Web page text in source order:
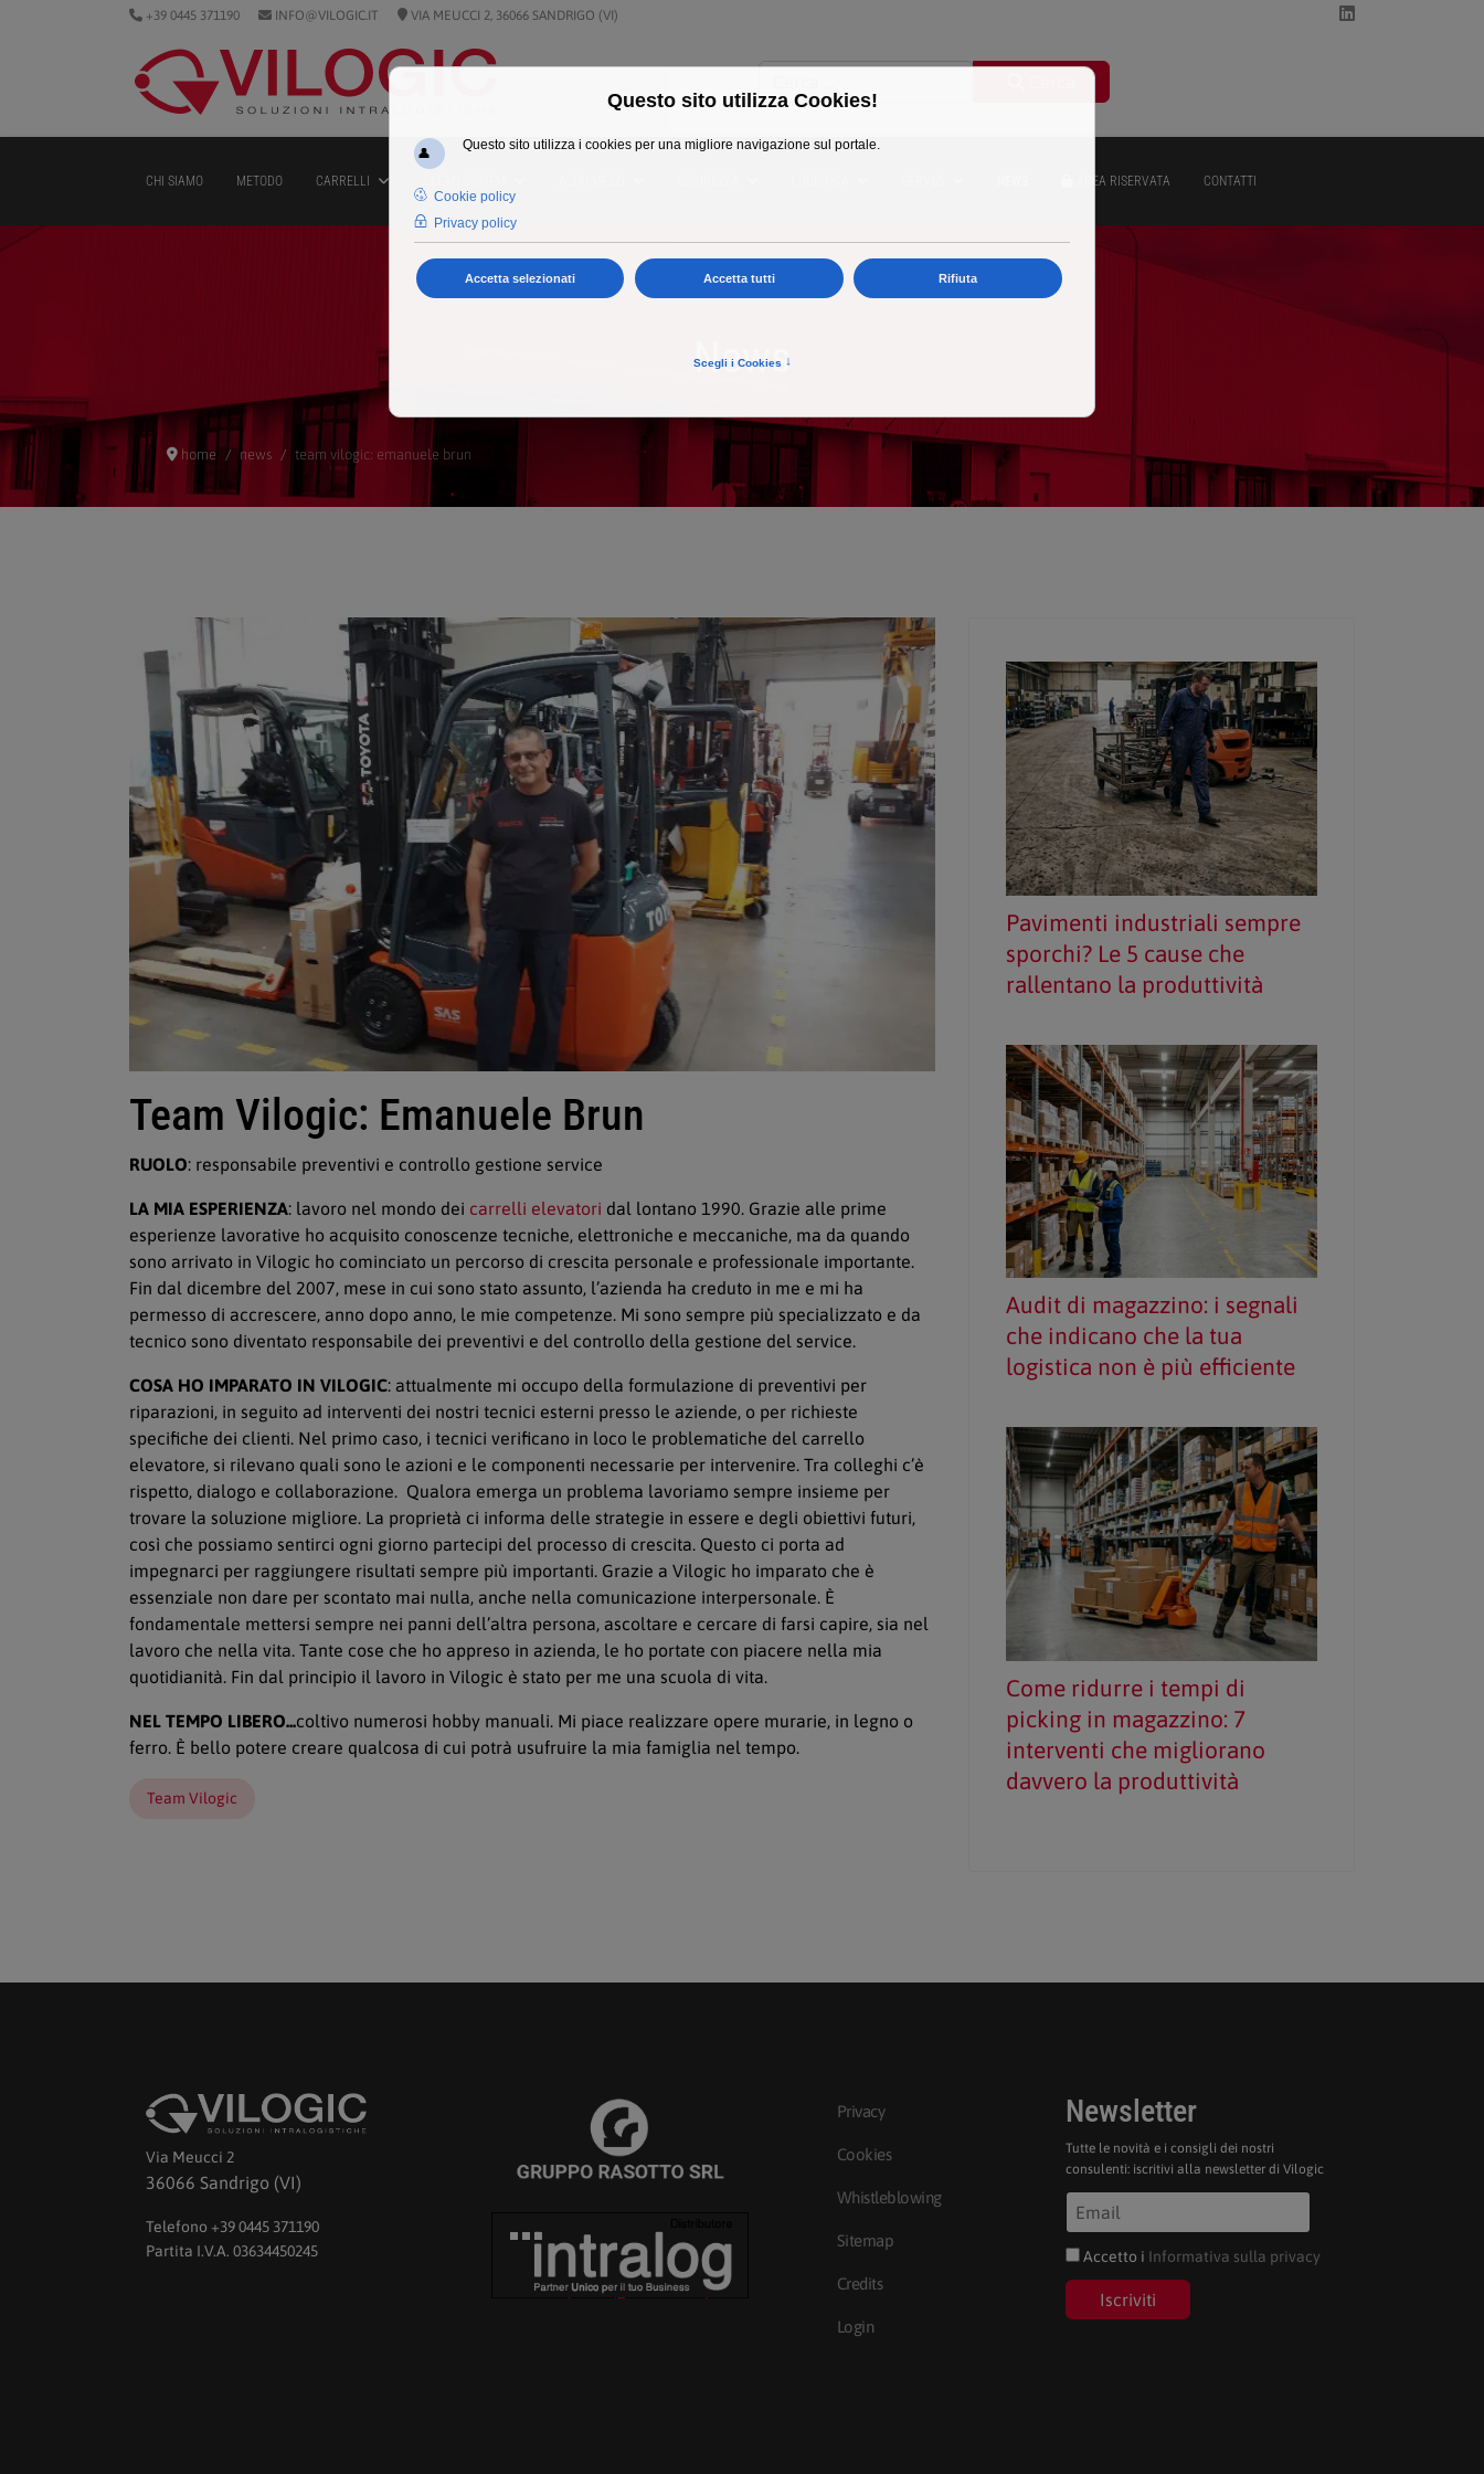
+39 0445 371190 INFO@VILOGIC.IT VIA MEUCCI 2, 36066 SANDRIGO (VI)
Cerca
CHI SIAMO METODO CARRELLI AREA RISERVATA CONTATTI
News
home news team vilogic: emanuele brun
Team Vilogic: Emanuele Brun
RUOLO: responsabile preventivi e controllo gestione service
LA MIA ESPERIENZA: lavoro nel mondo dei carrelli elevatori dal lontano 1990. Grazie alle prime
esperienze lavorative ho acquisito conoscenze tecniche, elettroniche e meccaniche, ma da quando
sono arrivato in Vilogic ho cominciato un percorso di crescita personale e professionale importante.
Fin dal dicembre del 2007, mese in cui sono stato assunto, l’azienda ha creduto in me e mi ha
permesso di accrescere, anno dopo anno, le mie competenze. Mi sono sempre più specializzato e da
tecnico sono diventato responsabile dei preventivi e del controllo della gestione del service.
COSA HO IMPARATO IN VILOGIC: attualmente mi occupo della formulazione di preventivi per
riparazioni, in seguito ad interventi dei nostri tecnici esterni presso le aziende, o per richieste
specifiche dei clienti. Nel primo caso, i tecnici verificano in loco le problematiche del carrello
elevatore, si rilevano quali sono le azioni e le componenti necessarie per intervenire. Tra colleghi c’è
rispetto, dialogo e collaborazione. Qualora emerga un problema lavoriamo sempre insieme per
trovare la soluzione migliore. La proprietà ci informa delle strategie in essere e degli obiettivi futuri,
così che possiamo sentirci ogni giorno partecipi del processo di crescita. Questo ci porta ad
impegnarci per raggiungere risultati sempre più importanti. Grazie a Vilogic ho imparato che è
essenziale non dare per scontato mai nulla, anche nella comunicazione interpersonale. È
fondamentale mettersi sempre nei panni dell’altra persona, ascoltare e cercare di farsi capire, sia nel
lavoro che nella vita. Tante cose che ho appreso in azienda, le ho portate con piacere nella mia
quotidianità. Fin dal principio il lavoro in Vilogic è stato per me una scuola di vita.
NEL TEMPO LIBERO...coltivo numerosi hobby manuali. Mi piace realizzare opere murarie, in legno o
ferro. È bello potere creare qualcosa di cui potrà usufruire la mia famiglia nel tempo.
Team Vilogic
Pavimenti industriali sempre
sporchi? Le 5 cause che
rallentano la produttività
Audit di magazzino: i segnali
che indicano che la tua
logistica non è più efficiente
Come ridurre i tempi di
picking in magazzino: 7
interventi che migliorano
davvero la produttività
Via Meucci 2
36066 Sandrigo (VI)
Telefono +39 0445 371190
Partita I.V.A. 03634450245
Privacy
Cookies
Whistleblowing
Sitemap
Credits
Login
Newsletter
Tutte le novità e i consigli dei nostri
consulenti: iscritivi alla newsletter di Vilogic
Accetto i Informativa sulla privacy
Iscriviti